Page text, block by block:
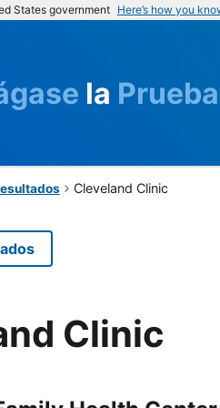
States government Here’s how you
la Prueba
Cleveland Clinic
Clinic